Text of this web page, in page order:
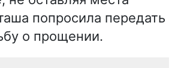
попросила передать
о прощении.